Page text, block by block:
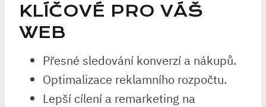
KLÍČOVÉ PRO VÁŠ
WEB
Přesné sledování konverzí a nákupů.
Optimalizace reklamního rozpočtu.
Lepší cílení a remarketing na